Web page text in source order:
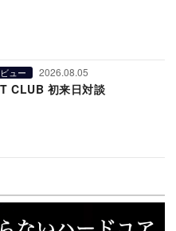
ュー 2026.08.05
CLUB 初来日対談